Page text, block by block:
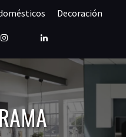
Decoración
InstagramPinterestLinkedIn